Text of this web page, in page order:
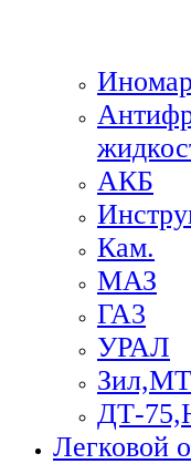
АКБ
Кам.
МАЗ
ГА3
УРАЛ
ДТ-
Легковой